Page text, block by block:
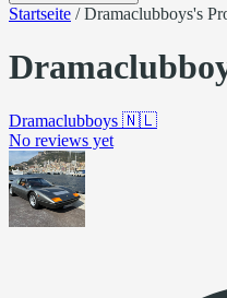
Startseite /Dramaclubboys's
Dramaclubboys 🇳🇱
No reviews yet